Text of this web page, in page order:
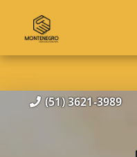
(51) 3621-3989